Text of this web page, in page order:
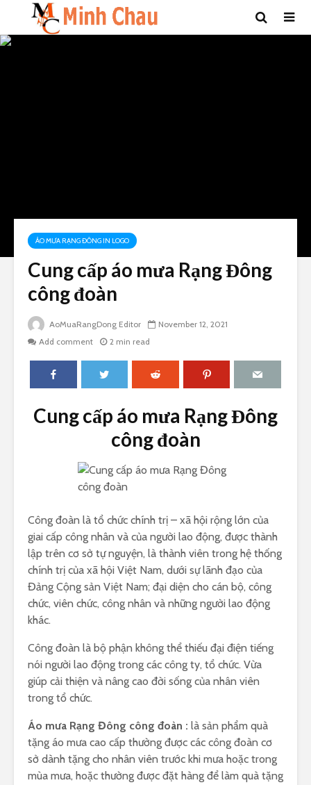
ÁO MƯA RẠNG ĐÔNG IN LOGO
Cung cấp áo mưa Rạng Đông
công đoàn
AoMuaRangDong Editor
November 12, 2021
Add comment
2 min read
Cung cấp áo mưa Rạng Đông
công đoàn
Công đoàn là tổ chức chính trị – xã hội rộng lớn của
giai cấp công nhân và của người lao động, được thành
lập trên cơ sở tự nguyện, là thành viên trong hệ thống
chính trị của xã hội Việt Nam, dưới sự lãnh đạo của
Đảng Cộng sản Việt Nam; đại diện cho cán bộ, công
chức, viên chức, công nhân và những người lao động
khác.
Công đoàn là bộ phận không thể thiếu đại điện tiếng
nói người lao động trong các công ty, tổ chức. Vừa
giúp cải thiện và nâng cao đời sống của nhân viên
trong tổ chức.
Áo mưa Rạng Đông công đoàn : là sản phẩm quà
tặng áo mưa cao cấp thường được các công đoàn cơ
sở dành tặng cho nhân viên trước khi mưa hoặc trong
mùa mưa, hoặc thường được đặt hàng để làm quà tặng